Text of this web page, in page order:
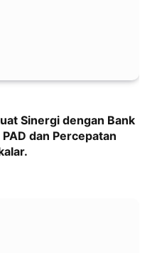
Sinergi dengan Bank
dan Percepatan